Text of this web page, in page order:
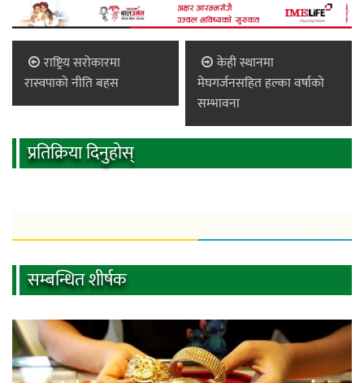
राष्ट्रिय सरोकारमा
रास्वपाको नीति बहस
केही स्थानमा
मेघगर्जनसहित हल्का वर्षाको
सम्भावना
प्रतिक्रिया दिनुहोस्
सम्बन्धित शीर्षक